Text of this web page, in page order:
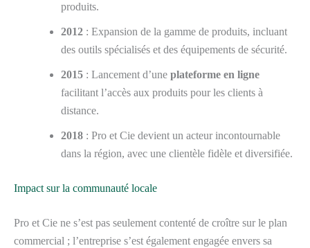
produits.
2012 : Expansion de la gamme de produits, incluant
des outils spécialisés et des équipements de sécurité.
2015 : Lancement d’une plateforme en ligne
facilitant l’accès aux produits pour les clients à
distance.
2018 : Pro et Cie devient un acteur incontournable
dans la région, avec une clientèle fidèle et diversifiée.
Impact sur la communauté locale
Pro et Cie ne s’est pas seulement contenté de croître sur le plan
commercial ; l’entreprise s’est également engagée envers sa